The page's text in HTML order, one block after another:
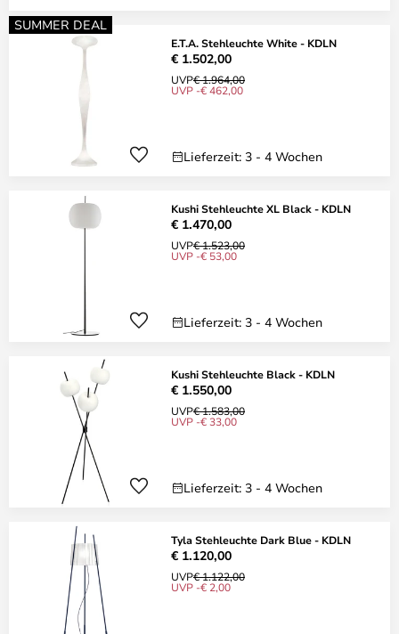
SUMMER DEAL
E.T.A. Stehleuchte White - KDLN
€ 1.502,00
UVP€ 1.964,00
UVP -€ 462,00
Lieferzeit: 3 - 4 Wochen
Kushi Stehleuchte XL Black - KDLN
€ 1.470,00
UVP€ 1.523,00
UVP -€ 53,00
Lieferzeit: 3 - 4 Wochen
Kushi Stehleuchte Black - KDLN
€ 1.550,00
UVP€ 1.583,00
UVP -€ 33,00
Lieferzeit: 3 - 4 Wochen
Tyla Stehleuchte Dark Blue - KDLN
€ 1.120,00
UVP€ 1.122,00
UVP -€ 2,00